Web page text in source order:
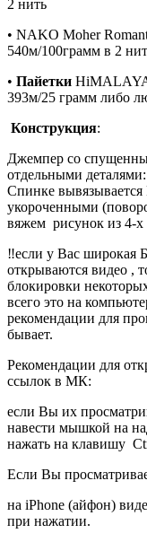
2 нить
• NAKO Moher
540м/100грамм в 2
• Пайетки
393м/25 грамм либо
Конструкция:
Джемпер со
отдельными
Спинке
укороченными (
вяжем рисунок из 4-х
‼️если у Вас широкая
открываются видео ,
блокировки
всего это на
рекомендации для
бывает.
Рекомендации для
ссылок в МК:
если Вы их
навести мышкой на
нажать на клавишу
Если Вы
на iPhone (айфон)
при нажатии.